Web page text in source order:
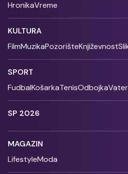
HronikaVreme
KULTURA
FilmMuzikaPozorišteKnjiževnost
SPORT
FudbalKošarkaTenisOdbojka
SP 2026
MAGAZIN
LifestyleModa